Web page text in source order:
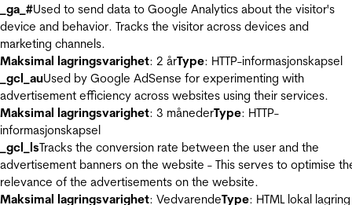
_ga_#Used to send data to Google Analytics about the visitor's
device and behavior. Tracks the visitor across devices and
marketing channels.
Maksimal lagringsvarighet: 2 årType: HTTP-informasjonskapsel
_gcl_auUsed by Google AdSense for experimenting with
advertisement efficiency across websites using their services.
Maksimal lagringsvarighet: 3 månederType: HTTP-
informasjonskapsel
_gcl_lsTracks the conversion rate between the user and the
advertisement banners on the website - This serves to optimise
relevance of the advertisements on the website.
Maksimal lagringsvarighet: VedvarendeType: HTML lokal lagring